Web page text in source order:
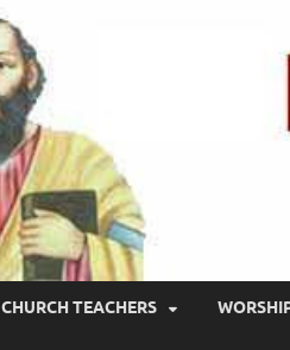
CHURCH TEACHERS